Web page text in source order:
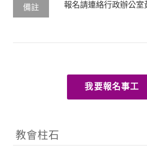
備註 報名請連絡行政辦公室
我要報名事工
教會柱石